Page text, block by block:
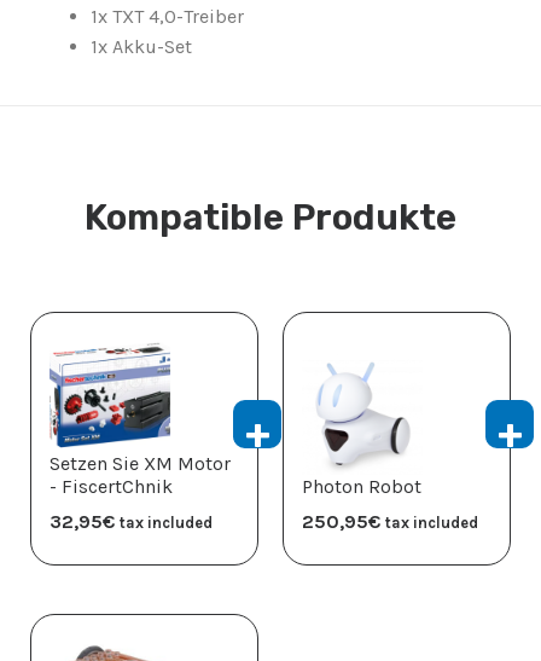
1x TXT 4,0-Treiber
1x Akku-Set
Kompatible Produkte
Setzen Sie XM Motor
- FiscertChnik
32,95€ tax included
Photon Robot
250,95€ tax included